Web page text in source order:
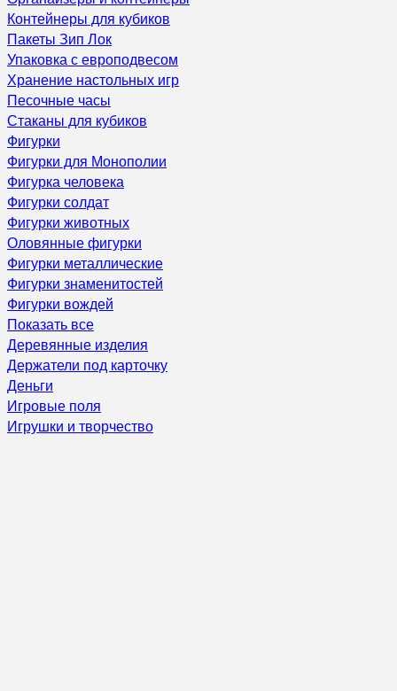
Контейнеры для кубиков
Пакеты Зип Лок
Упаковка с европодвесом
Хранение настольных игр
Песочные часы
Стаканы для кубиков
Фигурки
Фигурки для Монополии
Фигурка человека
Фигурки солдат
Фигурки животных
Оловянные фигурки
Фигурки металлические
Фигурки знаменитостей
Фигурки вождей
Показать все
Деревянные изделия
Держатели под карточку
Деньги
Игровые поля
Игрушки и творчество